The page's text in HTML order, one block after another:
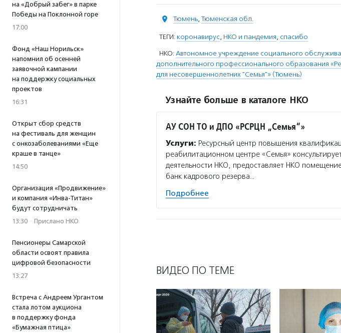
на «Добрый забег» в парке
Победы на Поклонной горе
17:00
Фонд «Наш Норильск»
напомнил об осенней
заявочной кампании
на поддержку социальных
проектов
16:31
Открыт сбор средств
на фестиваль для женщин
с онкозаболеваниями «Еще
краше в танце»
14:50
Организация «Продвижение»
и компания «Инва-Титан»
будут сотрудничать
13:30 · Прислано НКО
Пенсионеры Самарской
области освоят правила
цифровой безопасности
13:27
Встреча с Андреем Ургантом
стала лотом аукциона
в поддержку фонда
«Бумажная птица»
Тюмень, Тюменская обл.
ТЕГИ: коронавирус, НКО и пандемия, спасибо
НКО: Автономное учреждение социального
дополнительного профессионального образования
для несовершеннолетних "Семья"» (Тюмень)
Узнайте больше в каталоге НКО
АУ СОН ТО и ДПО «РСРЦН „Семья“»
Услуги: Ресурсный центр повышения
реабилитационном центре «Семья»
деятельности НКО, предоставляет НКО
банк кадрового резерва…
Подробнее
ВИДЕО ПО ТЕМЕ